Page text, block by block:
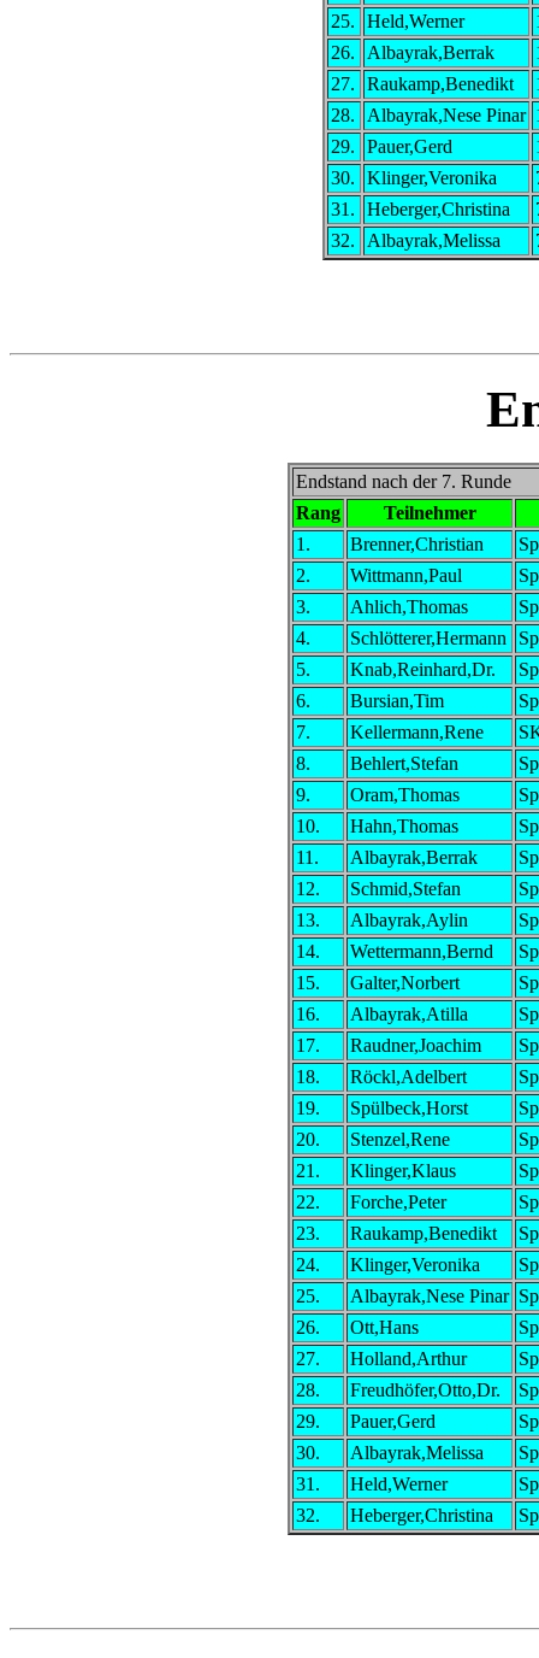
25. Held,Werner
26.
Albayrak,Berrak
27.
Raukamp,Benedikt
28.
Albayrak,Nese Pinar
29.
Pauer,Gerd
30.
Klinger,Veronika
31.
Heberger,Christina
32.
Albayrak,Melissa
Endstand nach der 7. Runde
Rang
Teilnehmer
1.
Brenner,Christian
2.
Wittmann,Paul
3.
Ahlich,Thomas
4.
Schlötterer,Hermann
5.
Knab,Reinhard,Dr.
6.
Bursian,Tim
7.
Kellermann,Rene
8.
Behlert,Stefan
9.
Oram,Thomas
10.
Hahn,Thomas
11.
Albayrak,Berrak
12.
Schmid,Stefan
13.
Albayrak,Aylin
14.
Wettermann,Bernd
15.
Galter,Norbert
16.
Albayrak,Atilla
17.
Raudner,Joachim
18.
Röckl,Adelbert
19.
Spülbeck,Horst
20.
Stenzel,Rene
21.
Klinger,Klaus
22.
Forche,Peter
23.
Raukamp,Benedikt
24.
Klinger,Veronika
25.
Albayrak,Nese Pinar
26.
Ott,Hans
27.
Holland,Arthur
28.
Freudhöfer,Otto,Dr.
29.
Pauer,Gerd
30.
Albayrak,Melissa
31.
Held,Werner
32.
Heberger,Christina